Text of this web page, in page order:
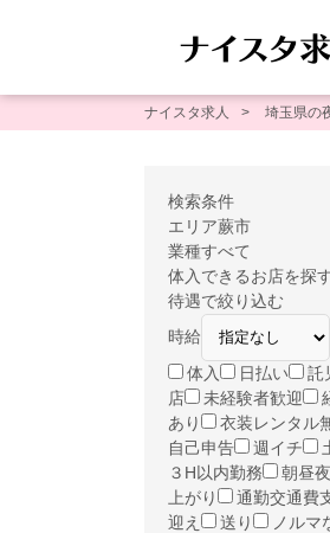
ナイスタ求人 埼玉県の
検索条件
エリア蕨市
業種すべて
体入できるお店を探
待遇で絞り込む
時給
体入
日払い 託
店
未経験者歓迎
あり
衣装レンタル
自己申告
週イチ
３H以内勤務
朝昼
上がり
通勤交通費
迎え
送り ノルマ